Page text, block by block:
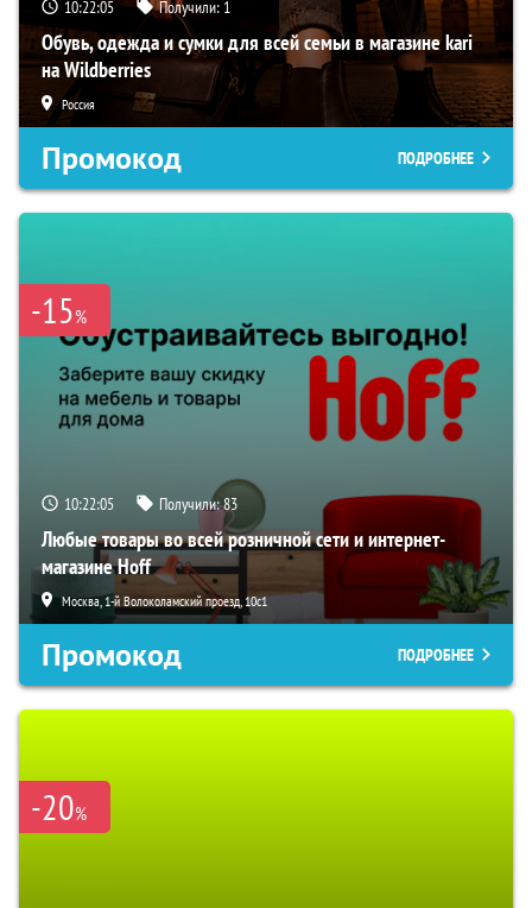
10:22:04 Получили: 1
Обувь, одежда и сумки для всей семьи в магазине kari
на Wildberries
Россия
Промокод ПОДРОБНЕЕ
-15%
10:22:04 Получили:83
Любые товары во всей розничной сети и интернет-
магазине Hoff
Москва, 1-й Волоколамский проезд, 10с1
Промокод ПОДРОБНЕЕ
-20%